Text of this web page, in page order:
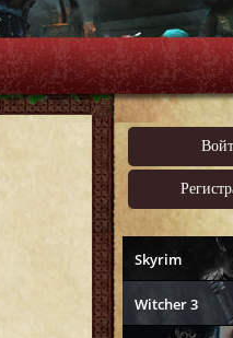
Skyrim
Witcher 3